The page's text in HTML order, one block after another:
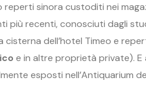
reperti sinora custoditi nei
più recenti, conosciuti dagli
cisterna dell’hotel Timeo e
e in altre proprietà private). E
esposti nell’Antiquarium